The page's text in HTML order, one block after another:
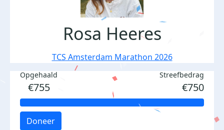
Rosa Heeres
TCS Amsterdam Marathon 2026
Opgehaald
€755
Streefbedrag
€750
Doneer